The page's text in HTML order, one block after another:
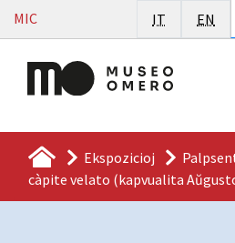
Vai al contenuto
MIC IT Italiano
EN
Ekspozicioj
càpite velato (kapvualita